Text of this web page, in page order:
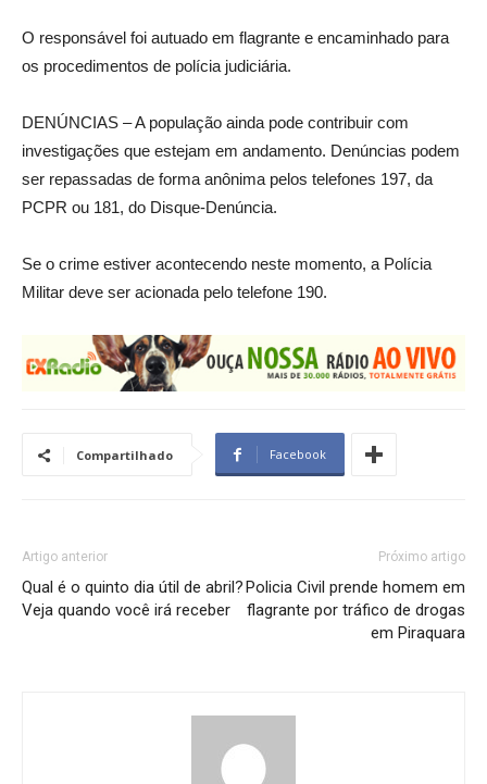
O responsável foi autuado em flagrante e encaminhado para
os procedimentos de polícia judiciária.
DENÚNCIAS – A população ainda pode contribuir com
investigações que estejam em andamento. Denúncias podem
ser repassadas de forma anônima pelos telefones 197, da
PCPR ou 181, do Disque-Denúncia.
Se o crime estiver acontecendo neste momento, a Polícia
Militar deve ser acionada pelo telefone 190.
Compartilhado Facebook
Artigo anterior
Qual é o quinto dia útil de abril?
Veja quando você irá receber
Próximo artigo
Policia Civil prende homem em
flagrante por tráfico de drogas
em Piraquara